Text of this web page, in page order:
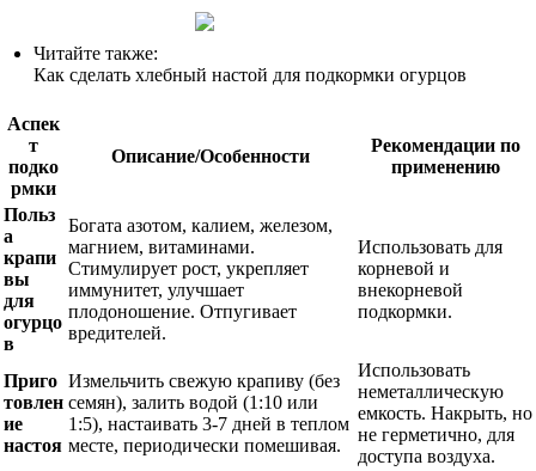
Читайте также:
Как сделать хлебный настой для подкормки огурцов
Аспек
т
подко
рмки
Описание/Особенности
Рекомендации по
применению
Польз
а
крапи
вы
для
огурцо
в
Богата азотом, калием, железом,
магнием, витаминами.
Стимулирует рост, укрепляет
иммунитет, улучшает
плодоношение. Отпугивает
вредителей.
Использовать для
корневой и
внекорневой
подкормки.
Приго
товлен
ие
настоя
Измельчить свежую крапиву (без
семян), залить водой (1:10 или
1:5), настаивать 3-7 дней в теплом
месте, периодически помешивая.
Использовать
неметаллическую
емкость. Накрыть, но
не герметично, для
доступа воздуха.